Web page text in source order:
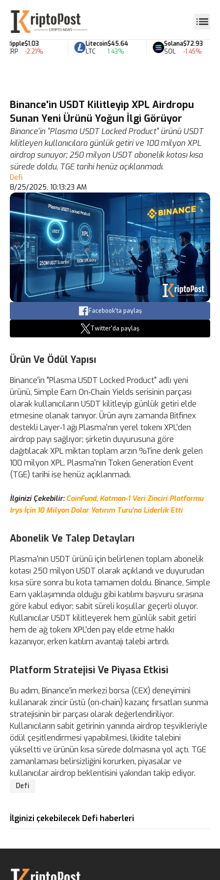
Ripple
XRP
$1.03
-2.21%
Litecoin
LTC
$45.64
1.43%
Solana
SOL
$72.93
-1.45%
Binance'in USDT Kilitleyip XPL Airdropu
Sunan Yeni Ürünü Yoğun İlgi Görüyor
Binance'in "Plasma USDT Locked Product" ürünü USDT
kilitleyen kullanıcılara günlük getiri ve 100 milyon XPL
airdrop sunuyor; 250 milyon USDT abonelik kotası kısa
sürede doldu, TGE tarihi henüz açıklanmadı.
Defi
8/25/2025, 10:13:23 AM
Facebook'ta paylaş
Twitter'da paylaş
Ürün Ve Ödül Yapısı
Binance'in "Plasma USDT Locked Product" adlı yeni
ürünü, Simple Earn On‑Chain Yields serisinin parçası
olarak kullanıcıların USDT kilitleyip günlük getiri elde
etmesine olanak tanıyor. Ürün aynı zamanda Bitfinex
destekli Layer‑1 ağı Plasma'nın yerel tokenı XPL'den
airdrop payı sağlıyor; şirketin duyurusuna göre
dağıtılacak XPL miktarı toplam arzın %1'ine denk gelen
100 milyon XPL. Plasma'nın Token Generation Event
(TGE) tarihi ise henüz açıklanmadı.
İlginizi Çekebilir: CoinFund, Katman-1 Veri Zinciri Platformu
Irys İçin 10 Milyon Dolar Yatırım Turu’na Liderlik Etti
Abonelik Ve Talep Detayları
Plasma'nın USDT ürünü için belirlenen toplam abonelik
kotası 250 milyon USDT olarak açıklandı ve duyurudan
kısa süre sonra bu kota tamamen doldu. Binance, Simple
Earn yaklaşımında olduğu gibi katılımı başvuru sırasına
göre kabul ediyor; sabit süreli koşullar geçerli oluyor.
Kullanıcılar USDT kilitleyerek hem günlük sabit getiri
hem de ağ tokenı XPL'den pay elde etme hakkı
kazanıyor, erken katılım avantajı talebi artırdı.
Platform Stratejisi Ve Piyasa Etkisi
Bu adım, Binance'in merkezi borsa (CEX) deneyimini
kullanarak zincir üstü (on‑chain) kazanç fırsatları sunma
stratejisinin bir parçası olarak değerlendiriliyor.
Kullanıcıların sabit getirinin yanında airdrop teşvikleriyle
ödül çeşitlendirmesi yapabilmesi, likidite talebini
yükseltti ve ürünün kısa sürede dolmasına yol açtı. TGE
zamanlaması belirsizliğini korurken, piyasalar ve
kullanıcılar airdrop beklentisini yakından takip ediyor.
Defi
İlginizi çekebilecek Defi haberleri